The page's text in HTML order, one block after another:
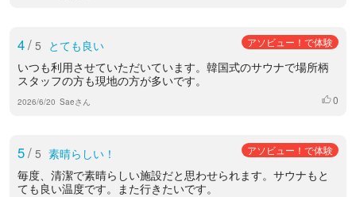
4/ 5 とても良い アソビュー！で体験
いつも利用させていただいています。韓国式のサウナで場所柄
スタッフの方も現地の方が多いです。
2026/6/20 Saeさん いいね
0
5/ 5 素晴らしい！ アソビュー！で体験
毎度、清潔で素晴らしい施設だと思わせられます。サウナもと
ても良い温度です。また行きたいです。